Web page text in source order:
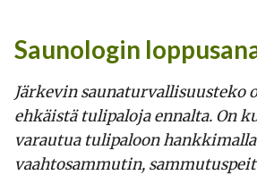
Saunologin
Järkevin saunaturvallisuusteko
ehkäistä tulipaloja ennalta. On
varautua tulipaloon
vaahtosammutin,